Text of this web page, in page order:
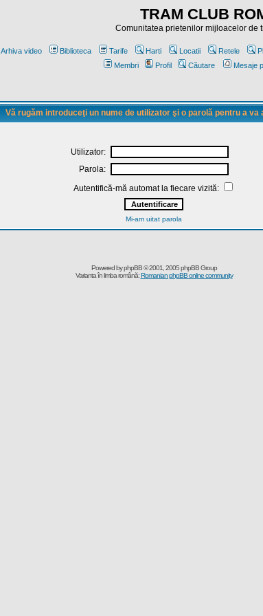
TRAM CLUB
Comunitatea prietenilor mijloacelor de
Arhiva video Biblioteca Tarife Harti Locatii Retele
Membri
Profil Căutare Mesaje
Vă rugăm introduceţi un nume de utilizator şi o parolă pentru a va
Utilizator:
Parola:
Autentifică-mă automat la fiecare vizită:
Mi-am uitat parola
Powered byphpBB© 2001, 2005 phpBB Group
Varianta în limba română:Romanian phpBB online community